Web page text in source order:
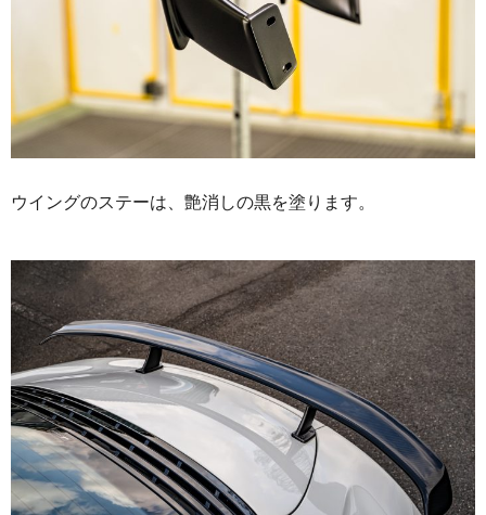
ウイングのステーは、艶消しの黒を塗ります。